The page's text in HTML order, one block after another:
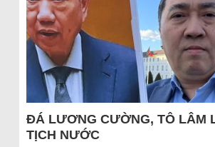
ĐÁ LƯƠNG CƯỜNG, TÔ LÂM
TỊCH NƯỚC